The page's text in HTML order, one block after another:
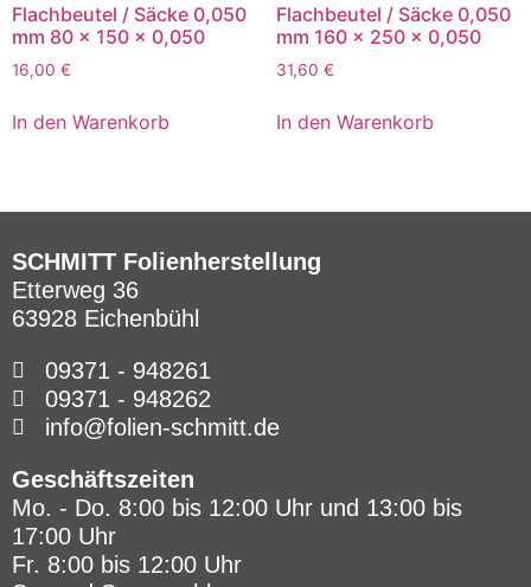
Flachbeutel / Säcke 0,050
mm 80 x 150 x 0,050
16,00 €
In den Warenkorb
Flachbeutel / Säcke 0,050
mm 160 x 250 x 0,050
31,60 €
In den Warenkorb
SCHMITT Folienherstellung
Etterweg 36
63928 Eichenbühl
09371 - 948261
09371 - 948262
info@folien-schmitt.de
Geschäftszeiten
Mo. - Do. 8:00 bis 12:00 Uhr und 13:00 bis
17:00 Uhr
Fr. 8:00 bis 12:00 Uhr